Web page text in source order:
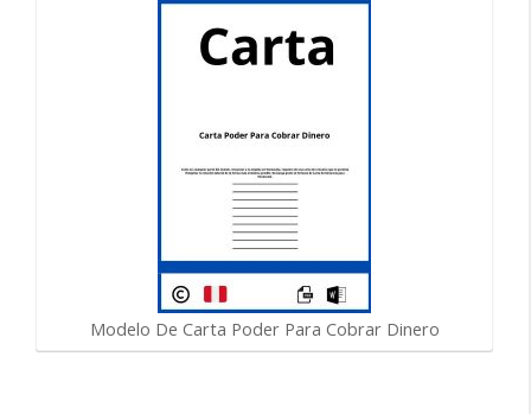
Modelo De Carta Poder Para Cobrar Dinero